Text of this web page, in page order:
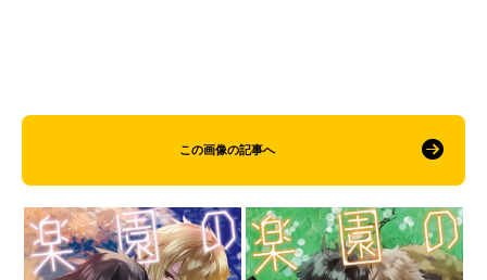
この画像の記事へ